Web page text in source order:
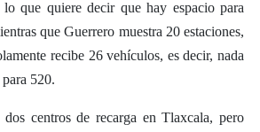
lo que quiere decir que hay espacio para
que Guerrero muestra 20 estaciones,
recibe 26 vehículos, es decir, nada
520.
dos centros de recarga en Tlaxcala, pero